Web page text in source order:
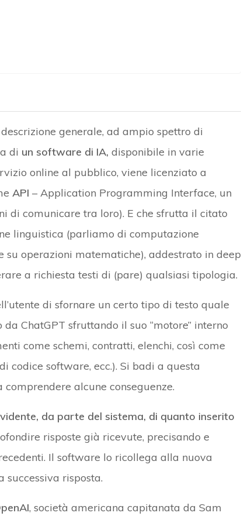
generale, ad ampio spettro di
di un software di IA, disponibile in varie
online al pubblico, viene licenziato a
API – Application Programming Interface, un
di comunicare tra loro). E che sfrutta il citato
linguistica (parliamo di computazione
su operazioni matematiche), addestrato in deep
a richiesta testi di (pare) qualsiasi tipologia.
di sfornare un certo tipo di testo quale
ChatGPT sfruttando il suo “motore” interno
come schemi, contratti, elenchi, così come
codice software, ecc.). Si badi a questa
alcune conseguenze.
da parte del sistema, di quanto inserito
risposte già ricevute, precisando e
Il software lo ricollega alla nuova
risposta.
, società americana capitanata da Sam